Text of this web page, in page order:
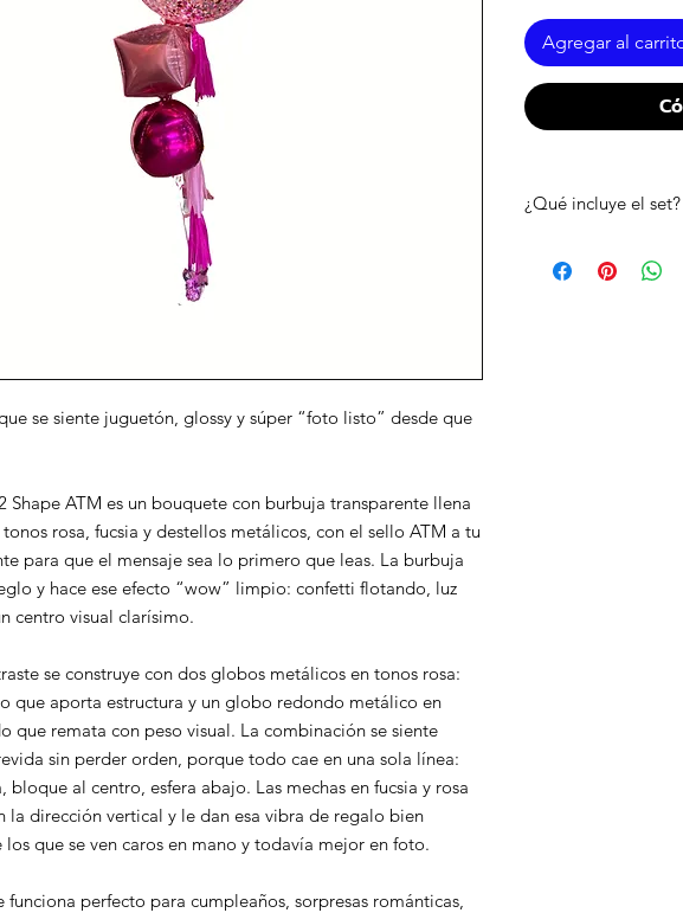
se siente juguetón, glossy y súper “foto listo” desde que
Shape ATM es un bouquete con burbuja transparente llena
rosa, fucsia y destellos metálicos, con el sello ATM a tu
para que el mensaje sea lo primero que leas. La burbuja
y hace ese efecto “wow” limpio: confetti flotando, luz
centro visual clarísimo.
se construye con dos globos metálicos en tonos rosa:
que aporta estructura y un globo redondo metálico en
que remata con peso visual. La combinación se siente
sin perder orden, porque todo cae en una sola línea:
bloque al centro, esfera abajo. Las mechas en fucsia y rosa
la dirección vertical y le dan esa vibra de regalo bien
que se ven caros en mano y todavía mejor en foto.
funciona perfecto para cumpleaños, sorpresas románticas,
Agregar al
¿Qué incluye el set?
• vinil frontal “atm a